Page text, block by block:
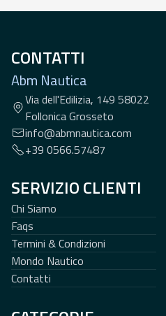
CONTATTI
Abm Nautica
Via dell'Edilizia, 149 58022
Follonica Grosseto
info@abmnautica.com
+39 0566.57487
SERVIZIO CLIENTI
Chi Siamo
Faqs
Termini & Condizioni
Mondo Nautico
Contatti